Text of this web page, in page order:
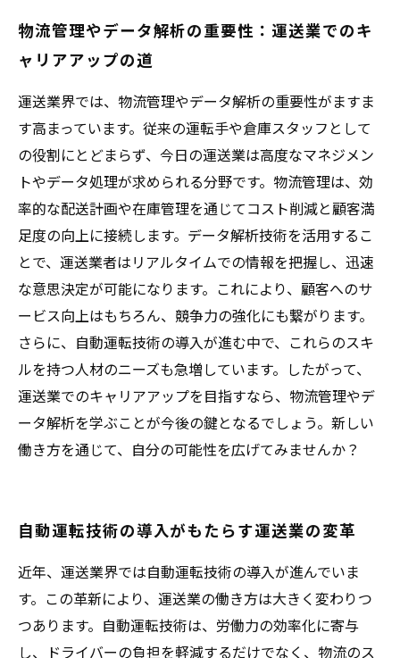
物流管理やデータ解析の重要性：運送業でのキ
ャリアアップの道
運送業界では、物流管理やデータ解析の重要性がますま
す高まっています。従来の運転手や倉庫スタッフとして
の役割にとどまらず、今日の運送業は高度なマネジメン
トやデータ処理が求められる分野です。物流管理は、効
率的な配送計画や在庫管理を通じてコスト削減と顧客満
足度の向上に接続します。データ解析技術を活用するこ
とで、運送業者はリアルタイムでの情報を把握し、迅速
な意思決定が可能になります。これにより、顧客へのサ
ービス向上はもちろん、競争力の強化にも繋がります。
さらに、自動運転技術の導入が進む中で、これらのスキ
ルを持つ人材のニーズも急増しています。したがって、
運送業でのキャリアアップを目指すなら、物流管理やデ
ータ解析を学ぶことが今後の鍵となるでしょう。新しい
働き方を通じて、自分の可能性を広げてみませんか？
自動運転技術の導入がもたらす運送業の変革
近年、運送業界では自動運転技術の導入が進んでいま
す。この革新により、運送業の働き方は大きく変わりつ
つあります。自動運転技術は、労働力の効率化に寄与
し、ドライバーの負担を軽減するだけでなく、物流のス